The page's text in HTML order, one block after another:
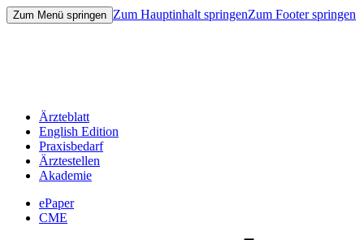
Zum Menü springen Zum Hauptinhalt springenZum Footer springen
Ärzteblatt
English Edition
Praxisbedarf
Ärztestellen
Akademie
ePaper
CME